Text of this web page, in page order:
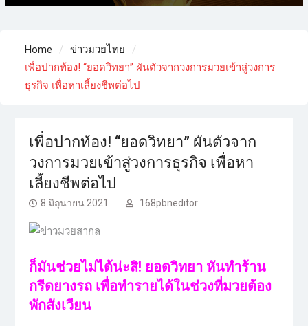
Home
ข่าวมวยไทย
เพื่อปากท้อง! “ยอดวิทยา” ผันตัวจากวงการมวยเข้าสู่วงการ
ธุรกิจ เพื่อหาเลี้ยงชีพต่อไป
เพื่อปากท้อง! “ยอดวิทยา” ผันตัวจาก
วงการมวยเข้าสู่วงการธุรกิจ เพื่อหา
เลี้ยงชีพต่อไป
8 มิถุนายน 2021 168pbneditor
ก็มันช่วยไม่ได้น่ะสิ! ยอดวิทยา หันทำร้าน
กรีดยางรถ เพื่อทำรายได้ในช่วงที่มวยต้อง
พักสังเวียน